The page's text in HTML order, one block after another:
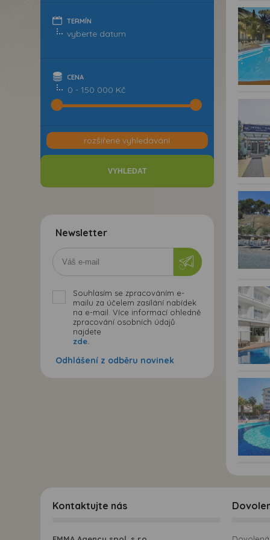
TERMÍN
CENA
0 - 150 000 Kč
rozšířené vyhledávání
Newsletter
Souhlasím se zpracováním e-
mailu za účelem zasílání nabídek
na e-mail. Více informací ohledně
zpracování osobních údajů
najdete
zde.
Odhlášení z odběru novinek
Kontaktujte nás